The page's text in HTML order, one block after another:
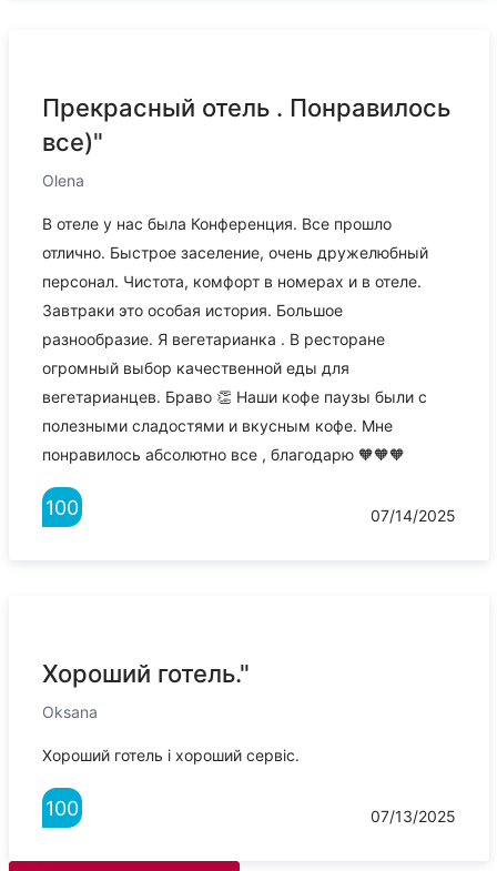
Прекрасный отель . Понравилось
все)"
Olena
В отеле у нас была Конференция. Все прошло
отлично. Быстрое заселение, очень дружелюбный
персонал. Чистота, комфорт в номерах и в отеле.
Завтраки это особая история. Большое
разнообразие. Я вегетарианка . В ресторане
огромный выбор качественной еды для
вегетарианцев. Браво 👏 Наши кофе паузы были с
полезными сладостями и вкусным кофе. Мне
понравилось абсолютно все , благодарю 🧡🧡🧡
100 07/14/2025
Хороший готель."
Oksana
Хороший готель і хороший сервіс.
100 07/13/2025